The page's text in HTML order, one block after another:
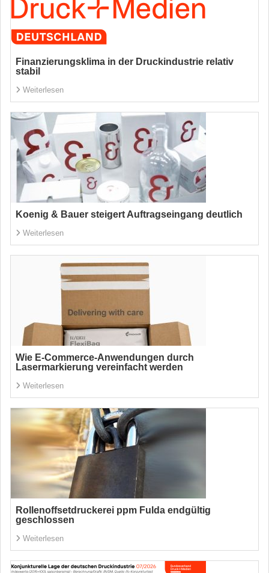
Finanzierungsklima in der Druckindustrie relativ
stabil
Weiterlesen
Koenig & Bauer steigert Auftragseingang deutlich
Weiterlesen
Wie E-Commerce-Anwendungen durch
Lasermarkierung vereinfacht werden
Weiterlesen
Rollenoffsetdruckerei ppm Fulda endgültig
geschlossen
Weiterlesen